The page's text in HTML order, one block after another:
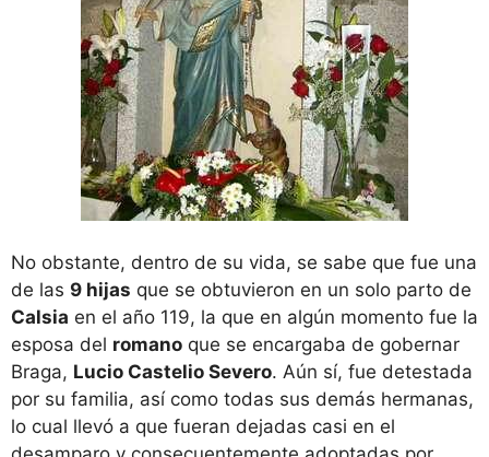
No obstante, dentro de su vida, se sabe que fue una
de las 9 hijas que se obtuvieron en un solo parto de
Calsia en el año 119, la que en algún momento fue la
esposa del romano que se encargaba de gobernar
Braga, Lucio Castelio Severo. Aún sí, fue detestada
por su familia, así como todas sus demás hermanas,
lo cual llevó a que fueran dejadas casi en el